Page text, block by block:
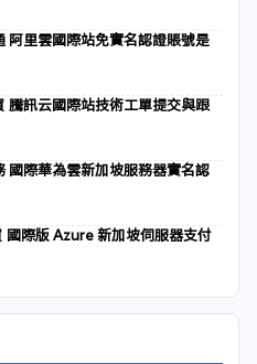
阿里雲國際站免實名認證賬號是
騰訊云國際站技術工單提交與跟
國際華為雲新加坡服務器實名認
國際版 Azure 新加坡伺服器支付